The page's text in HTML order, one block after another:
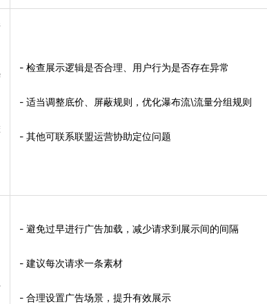
- 检查展示逻辑是否合理、用户行为是否存在异常
- 适当调整底价、屏蔽规则，优化瀑布流\流量分组规则
- 其他可联系联盟运营协助定位问题
- 避免过早进行广告加载，减少请求到展示间的间隔
- 建议每次请求一条素材
- 合理设置广告场景，提升有效展示